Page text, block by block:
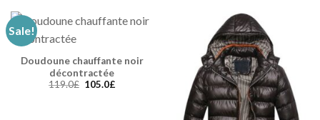
Sale!
Doudoune chauffante noir
décontractée
119.0£ 105.0£